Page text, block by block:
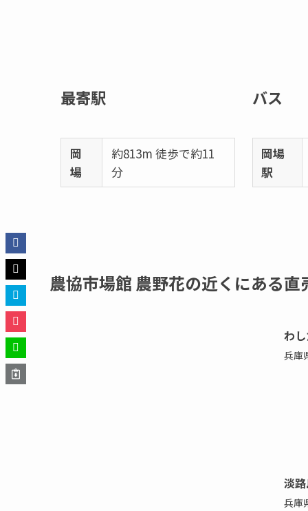
最寄駅
岡
場
約813m 徒歩で約11
分
バス
岡場
駅
農協市場館 農野花の近くにある直
わ
兵庫
淡
兵庫